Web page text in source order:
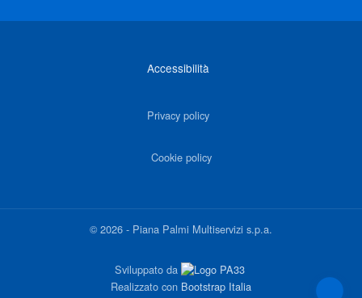
Accessibilità
Privacy policy
Cookie policy
©2026 - Piana Palmi Multiservizi s.p.a.
Sviluppato da
Realizzato con Bootstrap Italia